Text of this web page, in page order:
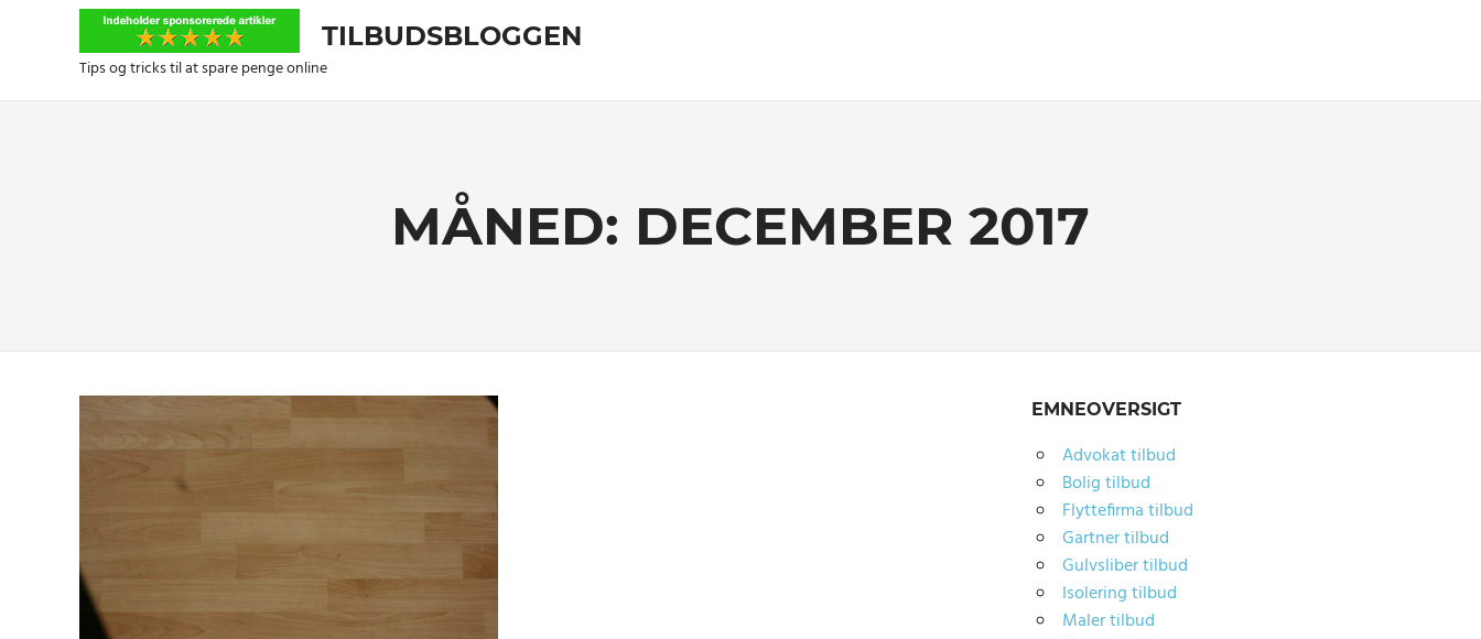
TILBUDSBLOGGEN
Tips og tricks til at spare penge online
MÅNED: DECEMBER 2017
EMNEOVERSIGT
Advokat tilbud
Bolig tilbud
Flyttefirma tilbud
Gartner tilbud
Gulvsliber tilbud
Isolering tilbud
Maler tilbud